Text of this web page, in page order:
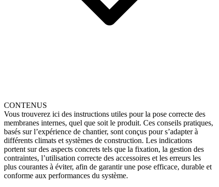
CONTENUS
Vous trouverez ici des instructions utiles pour la pose correcte des
membranes internes, quel que soit le produit. Ces conseils pratiques,
basés sur l’expérience de chantier, sont conçus pour s’adapter à
différents climats et systèmes de construction. Les indications
portent sur des aspects concrets tels que la fixation, la gestion des
contraintes, l’utilisation correcte des accessoires et les erreurs les
plus courantes à éviter, afin de garantir une pose efficace, durable et
conforme aux performances du système.